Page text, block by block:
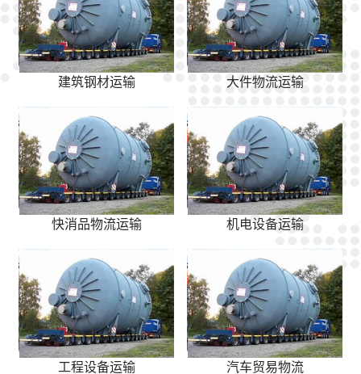
建筑钢材运输 大件物流运输
快消品物流运输 机电设备运输
工程设备运输 汽车贸易物流